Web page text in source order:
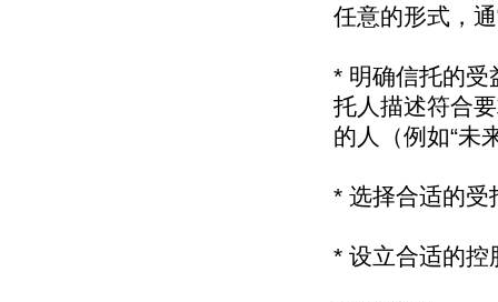
任意的形式，
* 明确信托的受
托人描述符合
的人（例如“未
* 选择合适的受
* 设立合适的控